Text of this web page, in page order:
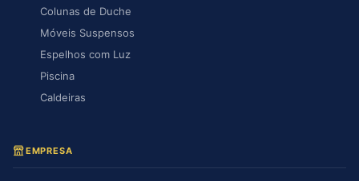
Colunas de Duche
Móveis Suspensos
Espelhos com Luz
Piscina
Caldeiras
EMPRESA